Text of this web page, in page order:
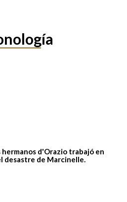
hermanos d'Orazio trabajó en
desastre de Marcinelle.